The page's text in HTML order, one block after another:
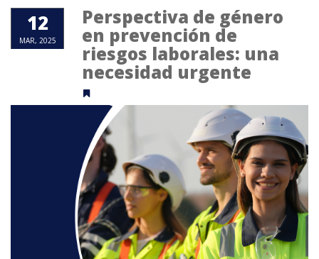
12
MAR, 2025
Perspectiva de género
en prevención de
riesgos laborales: una
necesidad urgente